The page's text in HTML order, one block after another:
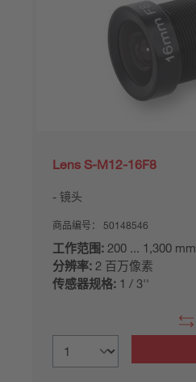
Lens S-M12-16F8
镜头
商品编号： 50148546
工作范围: 200 ... 1,300 mm
分辨率: 2 百万像素
传感器规格: 1 / 3''